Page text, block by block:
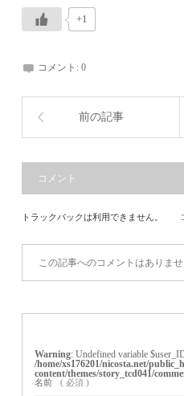
+1
コメント:0
前の記事
コメント
トラックバックは利用できません。
この記事へのコメントはありませ
Warning : Undefined variable
/home/xs176201/nicosta.net/
content/themes/story_tcd041/
名前 ( 必須 )